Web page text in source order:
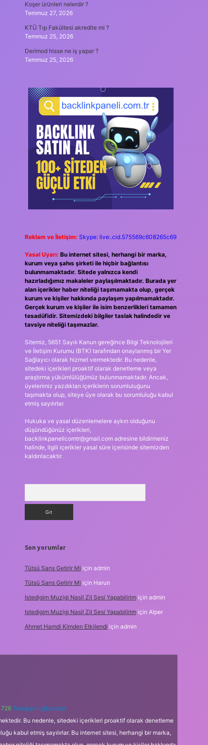
Koşer ürünleri nelerdir ?
Temmuz 27, 2026
KTÜ Tıp Fakültesi akredite mi ?
Temmuz 25, 2026
Derimod hisse ne iş yapar ?
Temmuz 25, 2026
Reklam ve İletişim: Skype: live:.cid.575569c608265c69
Yasal Uyarı: Bu internet sitesi, herhangi bir marka,
kurum veya şahıs şirketi ile hiçbir bağlantısı
bulunmamaktadır. Sitede yalnızca kendi
hazırladığımız makaleler paylaşılmaktadır. Burada yer
alan içerikler haber niteliği taşımamakta olup, gerçek
kurum ve kişiler hakkında paylaşım yapılmamaktadır.
Gerçek kurum ve kişiler ile isim benzerlikleri tamamen
tesadüfidir. Sitemizdeki bilgiler taslak halindedir ve
tavsiye niteliği taşımazlar.
Sitemiz, 5651 Sayılı Kanun gereğince Bilgi Teknolojileri
ve İletişim Kurumu (BTK) tarafından onaylanmış bir Yer
Sağlayıcı olarak hizmet vermektedir. Bu nedenle,
sitedeki içerikleri proaktif olarak denetleme veya
araştırma yükümlülüğümüz bulunmamaktadır. Ancak,
üyelerimiz yazdıkları içeriklerin sorumluluğunu
taşımakta olup, siteye üye olarak bu sorumluluğu kabul
etmiş sayılırlar.
Hukuka ve yasal düzenlemelere aykırı olduğunu
düşündüğünüz içerikleri,
backlinkpanelicomtr@gmail.comadresine bildirmeniz
halinde, ilgili içerikler yasal süre içerisinde sitemizden
kaldırılacaktır.
Son yorumlar
Tütsü Şans Getirir Mi için admin
Tütsü Şans Getirir Mi için Harun
Istedigim Muzigi Nasil Zil Sesi Yapabilirimiçin admin
Istedigim Muzigi Nasil Zil Sesi Yapabilirimiçin Alper
Ahmet Hamdi Kimden Etkilendi için admin
Telegram: @karabul
Bu nedenle, sitedeki içerikleri proaktif olarak denetleme
kabul etmiş sayılırlar. Bu internet sitesi, herhangi bir marka,